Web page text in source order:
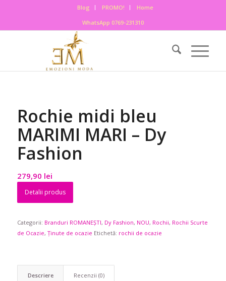
Blog PROMO!
Home
WhatsApp 0769-231310
Rochie midi bleu
MARIMI MARI – Dy
Fashion
279,90 lei
Detalii produs
Categorii: Branduri ROMANEȘTI, Dy Fashion, NOU, Rochii, Rochii Scurte
de Ocazie, Ținute de ocazie Etichetă: rochii de ocazie
Descriere Recenzii (0)